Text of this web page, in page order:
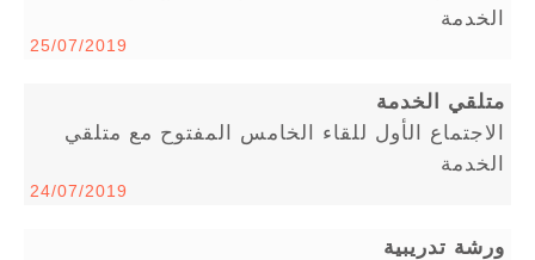
الخدمة
25/07/2019
متلقي الخدمة
الاجتماع الأول للقاء الخامس المفتوح مع متلقي
الخدمة
24/07/2019
ورشة تدريبية